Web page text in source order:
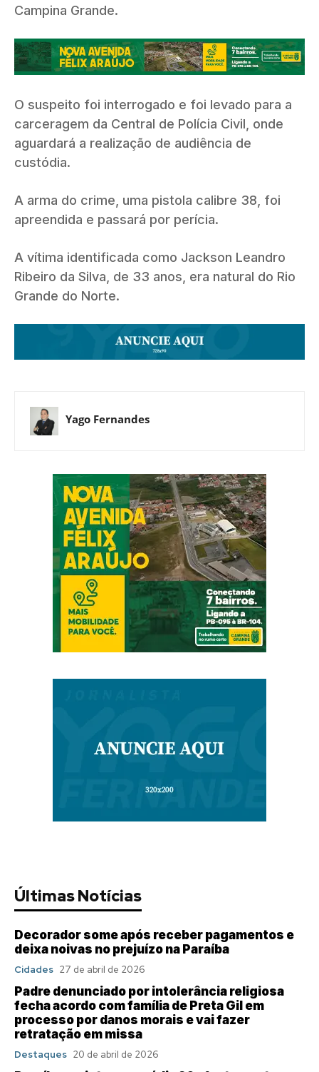
Campina Grande.
O suspeito foi interrogado e foi levado para a
carceragem da Central de Polícia Civil, onde
aguardará a realização de audiência de
custódia.
A arma do crime, uma pistola calibre 38, foi
apreendida e passará por perícia.
A vítima identificada como Jackson Leandro
Ribeiro da Silva, de 33 anos, era natural do Rio
Grande do Norte.
Yago Fernandes
Últimas Notícias
Decorador some após receber pagamentos e
deixa noivas no prejuízo na Paraíba
Cidades 27 de abril de 2026
Padre denunciado por intolerância religiosa
fecha acordo com família de Preta Gil em
processo por danos morais e vai fazer
retratação em missa
Destaques 20 de abril de 2026